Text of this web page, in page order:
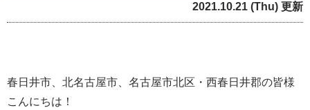
2021.10.21 (Thu) 更新
春日井市、北名古屋市、名古屋市北区・西春日井郡の皆様
こんにちは！